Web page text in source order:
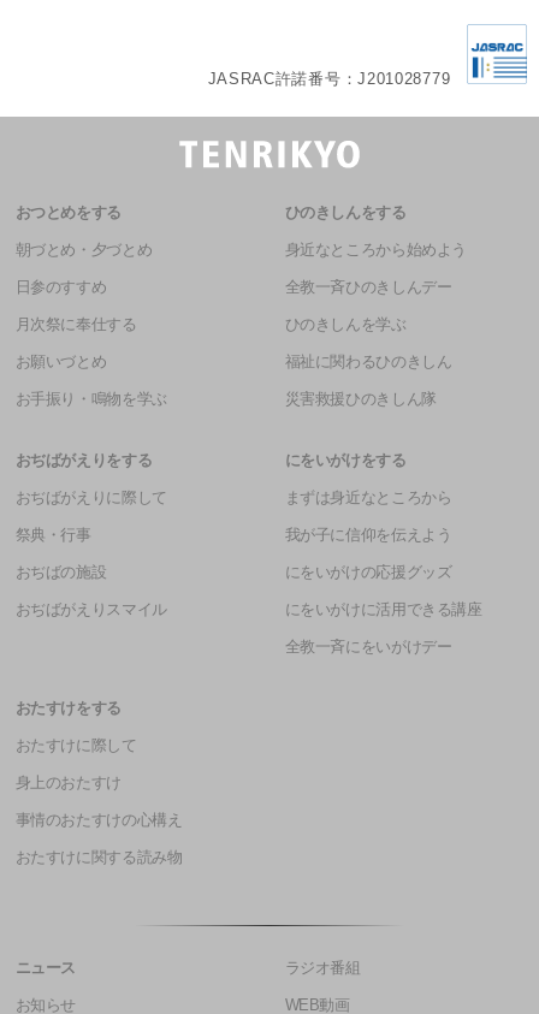
JASRAC許諾番号：J201028779
おつとめをする
朝づとめ・夕づとめ
日参のすすめ
月次祭に奉仕する
お願いづとめ
お手振り・鳴物を学ぶ
ひのきしんをする
身近なところから始めよう
全教一斉ひのきしんデー
ひのきしんを学ぶ
福祉に関わるひのきしん
災害救援ひのきしん隊
おぢばがえりをする
おぢばがえりに際して
祭典・行事
おぢばの施設
おぢばがえりスマイル
にをいがけをする
まずは身近なところから
我が子に信仰を伝えよう
にをいがけの応援グッズ
にをいがけに活用できる講座
全教一斉にをいがけデー
おたすけをする
おたすけに際して
身上のおたすけ
事情のおたすけの心構え
おたすけに関する読み物
ニュース
お知らせ
ラジオ番組
WEB動画